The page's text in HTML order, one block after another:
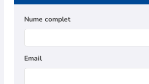
Nume complet
Email